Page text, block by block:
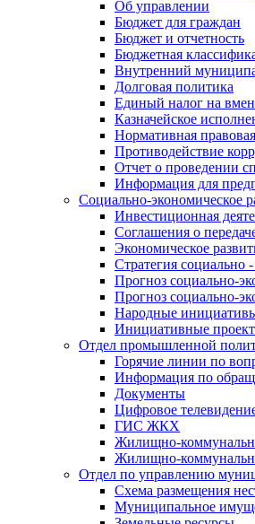
Об управлении
Бюджет для граждан
Бюджет и отчетность
Бюджетная
Внутренний
Долговая политика
Единый налог на
Казначейское
Нормативная правовая
Противодействие
Отчет о проведении
Информация для
Социально-экономическое
Инвестиционная
Соглашения о
Экономическое
Стратегия социально
Прогноз социально-
Прогноз социально-
Народные
Инициативные
Отдел промышленной
Горячие линии по
Информация по
Документы
Цифровое
ГИС ЖКХ
Жилищно-
Жилищно-
Отдел по управлению
Схема размещения
Муниципальное